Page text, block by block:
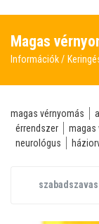
Magas
Információk
magas vérnyomás
érrendszer
magas
neurológus